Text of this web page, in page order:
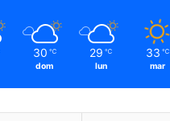
30 ℃
dom
29 ℃
lun
33 ℃
mar